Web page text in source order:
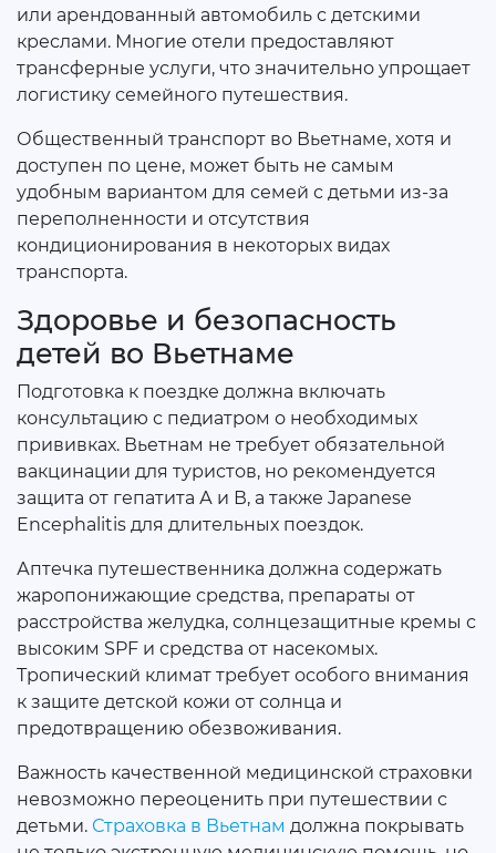
или арендованный автомобиль с детскими
креслами. Многие отели предоставляют
трансферные услуги, что значительно упрощает
логистику семейного путешествия.
Общественный транспорт во Вьетнаме, хотя и
доступен по цене, может быть не самым
удобным вариантом для семей с детьми из-за
переполненности и отсутствия
кондиционирования в некоторых видах
транспорта.
Здоровье и безопасность
детей во Вьетнаме
Подготовка к поездке должна включать
консультацию с педиатром о необходимых
прививках. Вьетнам не требует обязательной
вакцинации для туристов, но рекомендуется
защита от гепатита А и В, а также Japanese
Encephalitis для длительных поездок.
Аптечка путешественника должна содержать
жаропонижающие средства, препараты от
расстройства желудка, солнцезащитные кремы с
высоким SPF и средства от насекомых.
Тропический климат требует особого внимания
к защите детской кожи от солнца и
предотвращению обезвоживания.
Важность качественной медицинской страховки
невозможно переоценить при путешествии с
детьми. Страховка в Вьетнам должна покрывать